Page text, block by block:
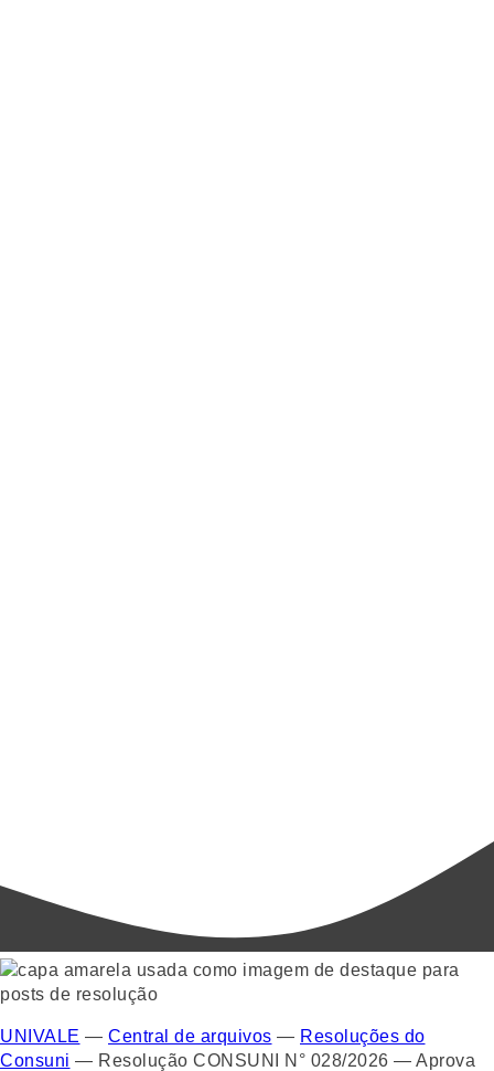
UNIVALE — Central de arquivos — Resoluções do
Consuni — Resolução CONSUNI N° 028/2026 — Aprova